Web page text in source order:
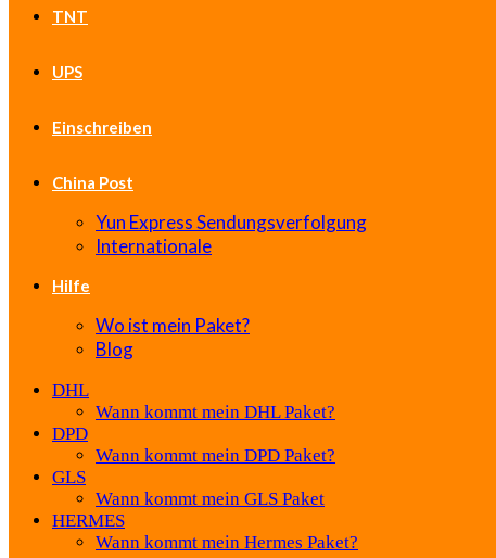
TNT
UPS
Einschreiben
China Post
Yun Express Sendungsverfolgung
Internationale
Hilfe
Wo ist mein Paket?
Blog
DHL
Wann kommt mein DHL Paket?
DPD
Wann kommt mein DPD Paket?
GLS
Wann kommt mein GLS Paket
HERMES
Wann kommt mein Hermes Paket?